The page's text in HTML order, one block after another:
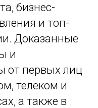
бизнес-
и топ-
Доказанные
и
от первых лиц
телеком и
а также в